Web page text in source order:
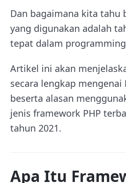
Dan bagaimana kita tahu
yang digunakan adalah
tepat dalam
Artikel ini akan
secara lengkap mengenai
beserta alasan
jenis framework PHP
tahun 2021.
Apa Itu